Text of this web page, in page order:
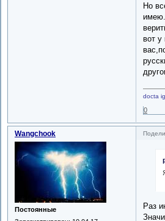
Но
вот у
docta
0
Wangchook
Постоянные
Раз